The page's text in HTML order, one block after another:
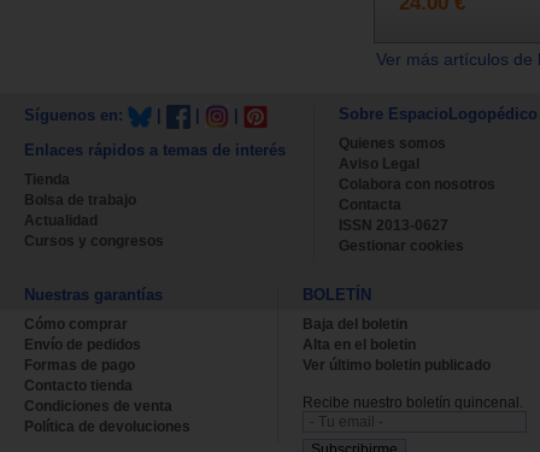
Ver más artículos
Síguenos en:
Enlaces rápidos a temas de interés
Tienda
Bolsa de trabajo
Actualidad
Cursos y congresos
Sobre EspacioLogopédico
Quienes somos
Aviso Legal
Colabora con nosotros
Contacta
ISSN 2013-0627
Gestionar cookies
Nuestras garantías
Cómo comprar
Envío de pedidos
Formas de pago
Contacto tienda
Condiciones de venta
Política de devoluciones
BOLETÍN
Baja del boletin
Alta en el boletin
Ver último boletin publicado
Recibe nuestro boletín quincenal.